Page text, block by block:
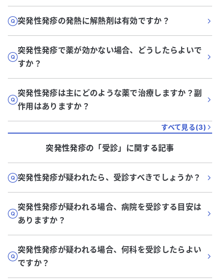
突発性発疹の発熱に解熱剤は有効ですか？
突発性発疹で薬が効かない場合、どうしたらよいで
すか？
突発性発疹は主にどのような薬で治療しますか？副
作用はありますか？
すべて見る(3)
突発性発疹の「受診」に関する記事
突発性発疹が疑われたら、受診すべきでしょうか？
突発性発疹が疑われる場合、病院を受診する目安は
ありますか？
突発性発疹が疑われる場合、何科を受診したらよい
ですか？